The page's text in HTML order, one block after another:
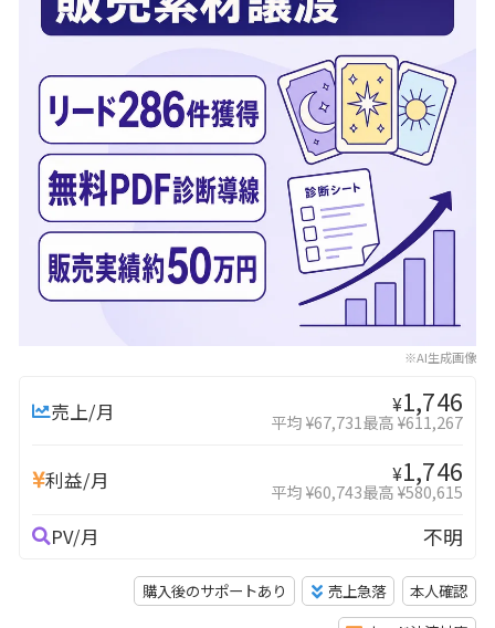
※AI生成画像
売上/月 ¥1,746
平均 ¥67,731最高 ¥611,267
利益/月 ¥1,746
平均 ¥60,743最高 ¥580,615
PV/月 不明
購入後のサポートあり 売上急落
本人確認